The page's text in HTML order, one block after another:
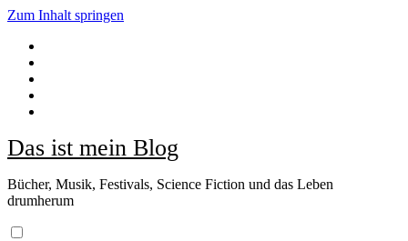
Zum Inhalt springen
Das ist mein Blog
Bücher, Musik, Festivals, Science Fiction und das Leben
drumherum